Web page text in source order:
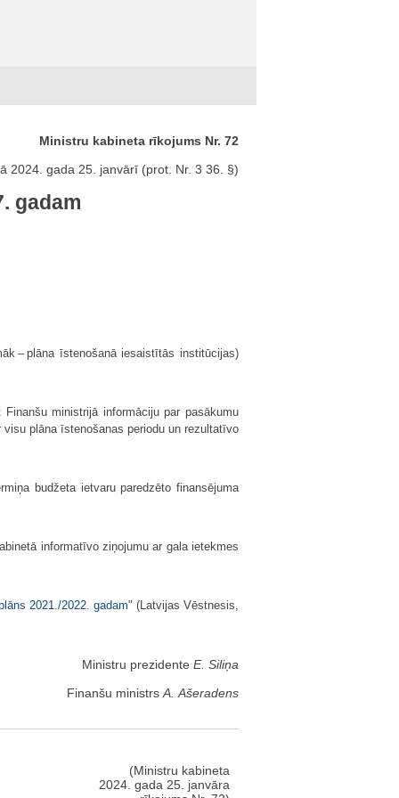
Ministru kabineta rīkojums Nr. 72
2024. gada 25. janvārī (prot. Nr. 3 36. §)
gadam
– plāna īstenošanā iesaistītās institūcijas)
ministrijā informāciju par pasākumu
plāna īstenošanas periodu un rezultatīvo
budžeta ietvaru paredzēto finansējuma
informatīvo ziņojumu ar gala ietekmes
2021./2022. gadam" ​ (Latvijas Vēstnesis,
Ministru prezidente E. Siliņa
Finanšu ministrs A. Ašeradens
(Ministru kabineta
2024. gada 25. janvāra